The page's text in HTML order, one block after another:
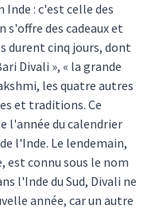
: c'est celle des
s'offre des cadeaux et
durent cinq jours, dont
Divali », « la grande
les quatre autres
et traditions. Ce
l'année du calendrier
l'Inde. Le lendemain,
est connu sous le nom
l'Inde du Sud, Divali ne
année, car un autre